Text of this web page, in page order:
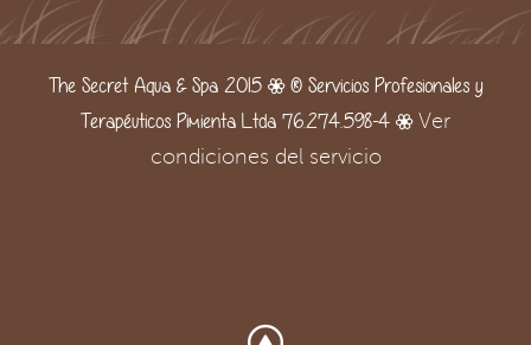
The Secret Aqua & Spa 2015 | ® Servicios Profesionales y
Terapéuticos Pimienta Ltda 76.274.598-4 | Ver
condiciones del servicio